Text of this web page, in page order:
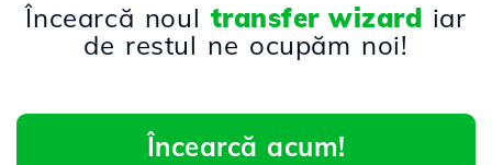
Încearcă noul transfer wizard iar
de restul ne ocupăm noi!
Încearcă acum!